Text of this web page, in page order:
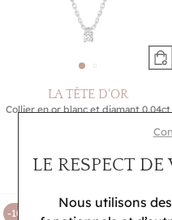
LE RESPECT
Nous utilisons
LA TÊTE D'OR
Collier en or blanc et diamant 0.04ct
Ou4x 115.88€sans frais
-10%